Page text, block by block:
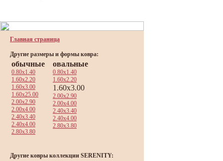
Главная страница
Другие размеры и формы ковра:
обычные
0.80x1.40
1.60x2.20
1.60x3.00
1.60x25.00
2.00x2.90
2.00x4.00
2.40x3.40
2.40x4.00
2.80x3.80
овальные
0.80x1.40
1.60x2.20
1.60x3.00
2.00x2.90
2.00x4.00
2.40x3.40
2.40x4.00
2.80x3.80
Другие ковры коллекции SERENITY: